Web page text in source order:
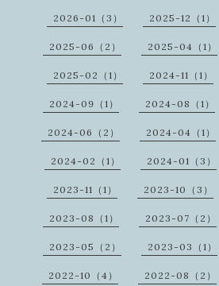
2026-01（3） 2025-12（1）
2025-06（2） 2025-04（1）
2025-02（1） 2024-11（1）
2024-09（1） 2024-08（1）
2024-06（2） 2024-04（1）
2024-02（1） 2024-01（3）
2023-11（1） 2023-10（3）
2023-08（1） 2023-07（2）
2023-05（2） 2023-03（1）
2022-10（4） 2022-08（2）